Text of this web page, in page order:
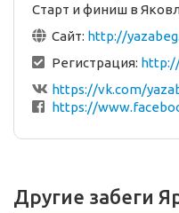
Старт и финиш в
Сайт: http://
Регистрация:
https://vk.com/
https://
Другие забеги